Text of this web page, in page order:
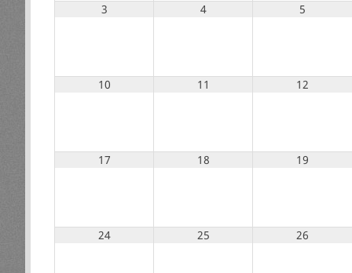
3 4 5
10 11 12
17 18 19
24 25 26